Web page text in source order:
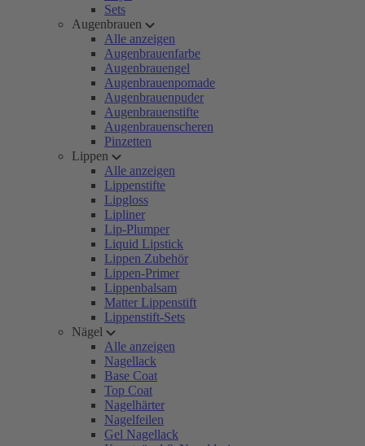
Sets
Augenbrauen
Alle anzeigen
Augenbrauenfarbe
Augenbrauengel
Augenbrauenpomade
Augenbrauenpuder
Augenbrauenstifte
Augenbrauenscheren
Pinzetten
Lippen
Alle anzeigen
Lippenstifte
Lipgloss
Lipliner
Lip-Plumper
Liquid Lipstick
Lippen Zubehör
Lippen-Primer
Lippenbalsam
Matter Lippenstift
Lippenstift-Sets
Nägel
Alle anzeigen
Nagellack
Base Coat
Top Coat
Nagelhärter
Nagelfeilen
Gel Nagellack